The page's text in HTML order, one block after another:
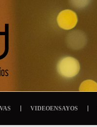
VIDEOENSAYOS